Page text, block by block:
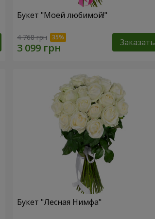
Букет "Моей любимой!"
4 768 грн Заказать
Букет "Лесная Нимфа"